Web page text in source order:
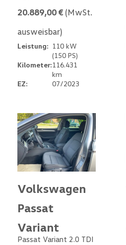
20.889,00 € (MwSt.
ausweisbar)
Leistung: 110 kW
(150 PS)
Kilometer:116.431
km
EZ:
07/2023
Volkswagen
Passat
Variant
Passat Variant 2.0 TDI